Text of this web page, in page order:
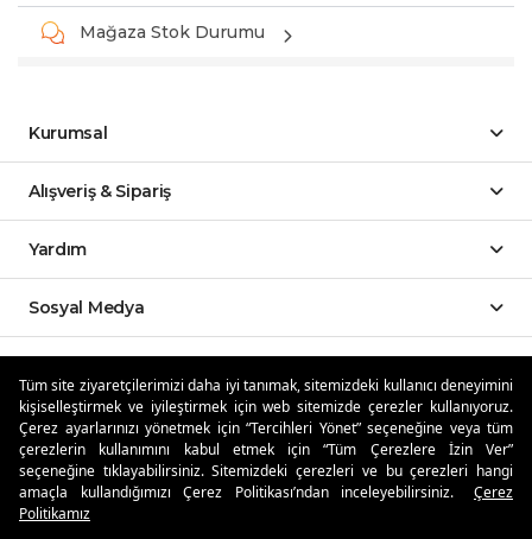
Tüm site ziyaretçilerimizi daha iyi tanımak, sitemizdeki kullanıcı deneyimini
kişiselleştirmek ve iyileştirmek için web sitemizde çerezler kullanıyoruz.
Çerez ayarlarınızı yönetmek için “Tercihleri Yönet” seçeneğine veya tüm
çerezlerin kullanımını kabul etmek için “Tüm Çerezlere İzin Ver”
seçeneğine tıklayabilirsiniz. Sitemizdeki çerezleri ve bu çerezleri hangi
amaçla kullandığımızı Çerez Politikası’ndan inceleyebilirsiniz.
Çerez
Politikamız
Mağaza Stok Durumu
Kurumsal
Alışveriş & Sipariş
Yardım
Sosyal Medya
Özdilekteyim'de Taksit Avantajları
Güvenli Alışveriş